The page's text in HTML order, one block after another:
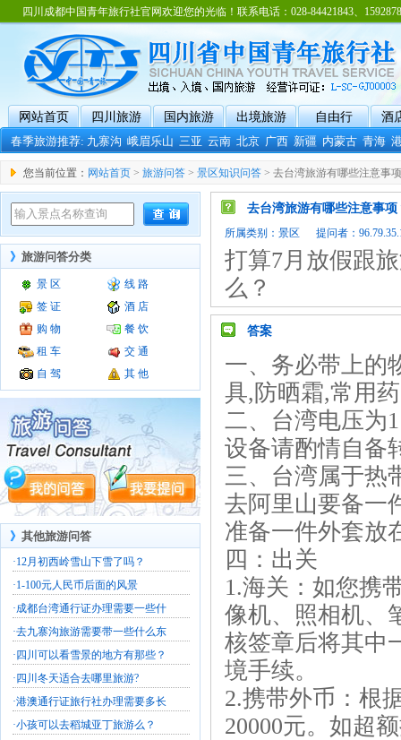
四川成都中国青年旅行社官网欢迎您的光临！联系电话：028-84421843、
网站首页 四川旅游 国内旅游 出境旅游 自由行
酒
春季旅游推荐:九寨沟 峨眉乐山 三亚 云南 北京 广西 新疆 内蒙古 青海
您当前位置： 网站首页 > 旅游问答 > 景区知识问答 > 去台湾旅游有哪些注意事
》 旅游问答分类
景 区
线 路
签 证
酒 店
购 物
餐 饮
租 车
交 通
自 驾
其 他
》 其他旅游问答
·12月初西岭雪山下雪了吗？
·1-100元人民币后面的风景
·成都台湾通行证办理需要一些什
·去九寨沟旅游需要带一些什么东
· 四川可以看雪景的地方有那些？
· 四川冬天适合去哪里旅游?
·港澳通行证旅行社办理需要多长
·小孩可以去稻城亚丁旅游么？
去台湾旅游有哪些注意事项
所属类别： 景区 提问者：
打算7月放假跟
么？
答案
一、务必带上的
具,防晒霜,常用
二、台湾电压为
设备请酌情自备
三、台湾属于热
去阿里山要备一
准备一件外套放
四：出关
1.海关：如您携
像机、照相机、
核签章后将其中
境手续。
2.携带外币：根
20000元。如超